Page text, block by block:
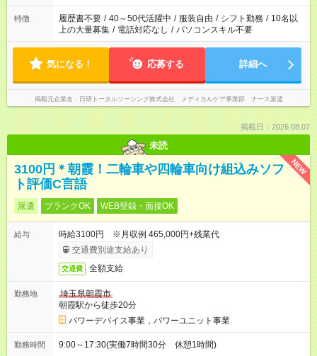
する勤務時間と、もう1つのお仕事の勤務時間。 合計で週40時
間を超える場合は応募できません
特徴 履歴書不要 / 40～50代活躍中 / 服装自由 / シフト勤務 / 10名以
上の大量募集 / 電話対応なし / パソコンスキル不要
気になる！ 応募する 詳細へ
掲載元企業名 日研トータルソーシング株式会社 メディカルケア事業部 ナース派遣
掲載日：2026.08.07
未読
NEW
3100円＊朝霞！二輪車や四輪車向け組込みソフ
ト評価C言語
派遣 ブランクOK WEB登録・面接OK
給与
時給3100円 ※月収例 465,000円+残業代
交通費別途支給あり
交通費 全額支給
勤務地
埼玉県朝霞市
朝霞駅から徒歩20分
パワーデバイス事業，パワーユニット事業
勤務時間 9:00～17:30(実働7時間30分 休憩1時間)